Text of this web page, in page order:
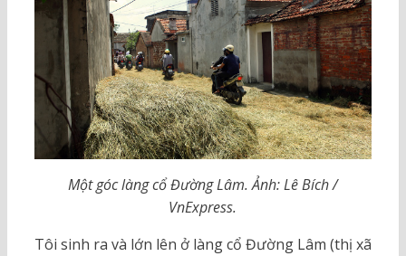
Một góc làng cổ Đường Lâm. Ảnh: Lê Bích /
VnExpress.
Tôi sinh ra và lớn lên ở làng cổ Đường Lâm (thị xã